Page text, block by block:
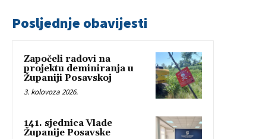
Posljednje obavijesti
Započeli radovi na
projektu deminiranja u
Županiji Posavskoj
3. kolovoza 2026.
141. sjednica Vlade
Županije Posavske